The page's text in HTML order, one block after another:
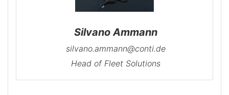
Silvano Ammann
silvano.ammann@conti.de
Head of Fleet Solutions